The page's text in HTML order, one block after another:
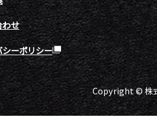
わせ
ーポリシー
Copyright © 株